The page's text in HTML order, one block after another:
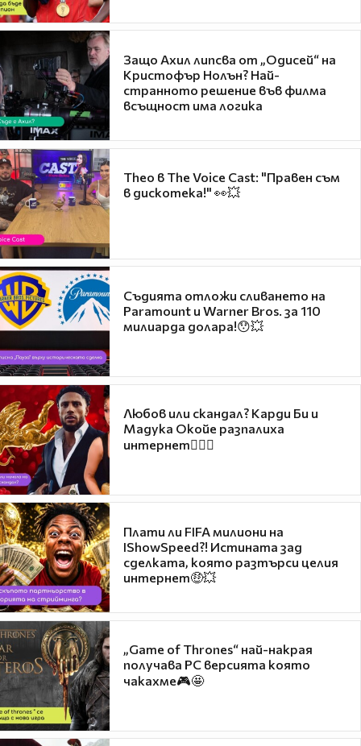
Защо Ахил липсва от „Одисей“ на
Кристофър Нолън? Най-
странното решение във филма
всъщност има логика
Theo в The Voice Cast: "Правен съм
в дискотека!" 👀💥
Съдията отложи сливането на
Paramount и Warner Bros. за 110
милиарда долара!😯💥
Любов или скандал? Карди Би и
Мадука Окойе разпалиха
интернет❤️‍🔥🔥
Плати ли FIFA милиони на
IShowSpeed?! Истината зад
сделката, която разтърси целия
интернет🤑💥
„Game of Thrones“ най-накрая
получава PC версията която
чакахме🎮🤩